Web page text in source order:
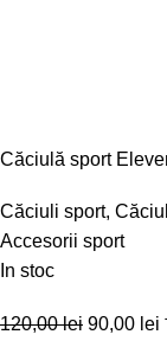
Căciulă sport
Căciuli sport,
Accesorii sport
In stoc
120,00lei 90,00 lei